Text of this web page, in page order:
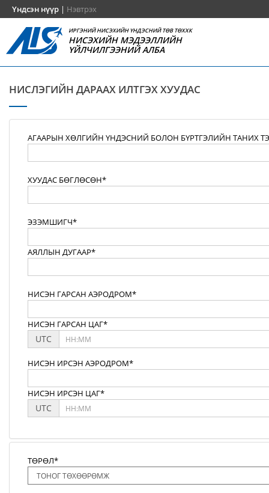
Үндсэн нүүр | Нэвтрэх
ИРГЭНИЙ НИСЭХИЙН ҮНДЭСНИЙ ТӨВ ТӨХХК
НИСЭХИЙН МЭДЭЭЛЛИЙН
ҮЙЛЧИЛГЭЭНИЙ АЛБА
НИСЛЭГИЙН ДАРААХ ИЛТГЭХ ХУУДАС
АГААРЫН ХӨЛГИЙН ҮНДЭСНИЙ БОЛОН БҮРТГЭЛИЙН ТАНИХ
ХУУДАС БӨГЛӨСӨН*
ЭЗЭМШИГЧ*
АЯЛЛЫН ДУГААР*
НИСЭН ГАРСАН АЭРОДРОМ*
НИСЭН ГАРСАН ЦАГ*
UTC
НИСЭН ИРСЭН АЭРОДРОМ*
НИСЭН ИРСЭН ЦАГ*
UTC
ТӨРӨЛ*